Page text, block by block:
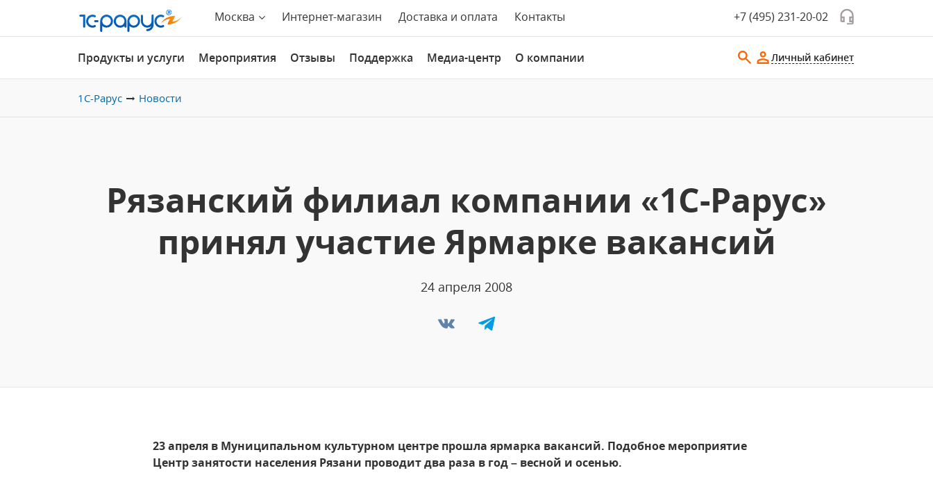
Москва Интернет-магазин Доставка и оплата Контакты +7 (495) 231-20-02
Продукты и услуги Мероприятия Отзывы Поддержка Медиа-центр О компании Личный кабинет
1С-Рарус Новости
Рязанский филиал компании «1С-Рарус»
принял участие Ярмарке вакансий
24 апреля 2008
23 апреля в Муниципальном культурном центре прошла ярмарка вакансий. Подобное мероприятие
Центр занятости населения Рязани проводит два раза в год – весной и осенью.